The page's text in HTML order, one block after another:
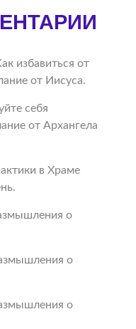
избавиться от
от Иисуса.
себя
от Архангела
в Храме
о
о
о